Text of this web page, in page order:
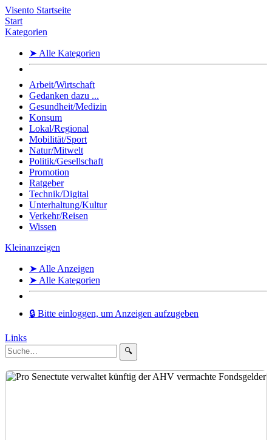
Visento Startseite
Start
Kategorien
➤ Alle Kategorien
Arbeit/Wirtschaft
Gedanken dazu ...
Gesundheit/Medizin
Konsum
Lokal/Regional
Mobilität/Sport
Natur/Mitwelt
Politik/Gesellschaft
Promotion
Ratgeber
Technik/Digital
Unterhaltung/Kultur
Verkehr/Reisen
Wissen
Kleinanzeigen
➤ Alle Anzeigen
➤ Alle Kategorien
🔒 Bitte einloggen, um Anzeigen aufzugeben
Links
🔍